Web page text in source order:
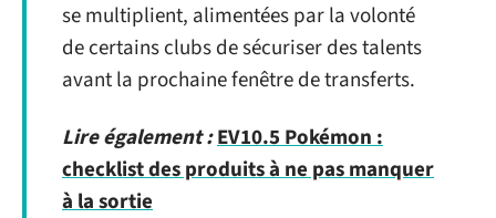
se multiplient, alimentées par la volonté
de certains clubs de sécuriser des talents
avant la prochaine fenêtre de transferts.
Lire également :EV10.5 Pokémon :
checklist des produits à ne pas manquer
à la sortie